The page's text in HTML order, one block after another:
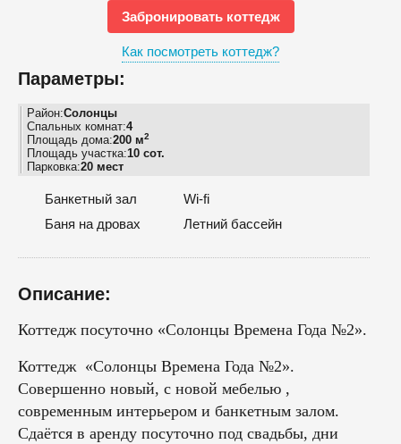
Забронировать коттедж
Как посмотреть коттедж?
Параметры:
Район:Солонцы
Спальных комнат:4
Площадь дома:200 м2
Площадь участка:10 сот.
Парковка:20 мест
Банкетный зал
Wi-fi
Баня на дровах
Летний бассейн
Описание:
Коттедж посуточно «Солонцы Времена Года №2».
Коттедж «Солонцы Времена Года №2».
Совершенно новый, с новой мебелью ,
современным интерьером и банкетным залом.
Сдаётся в аренду посуточно под свадьбы, дни